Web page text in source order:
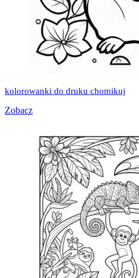
kolorowanki do druku chomikuj
Zobacz